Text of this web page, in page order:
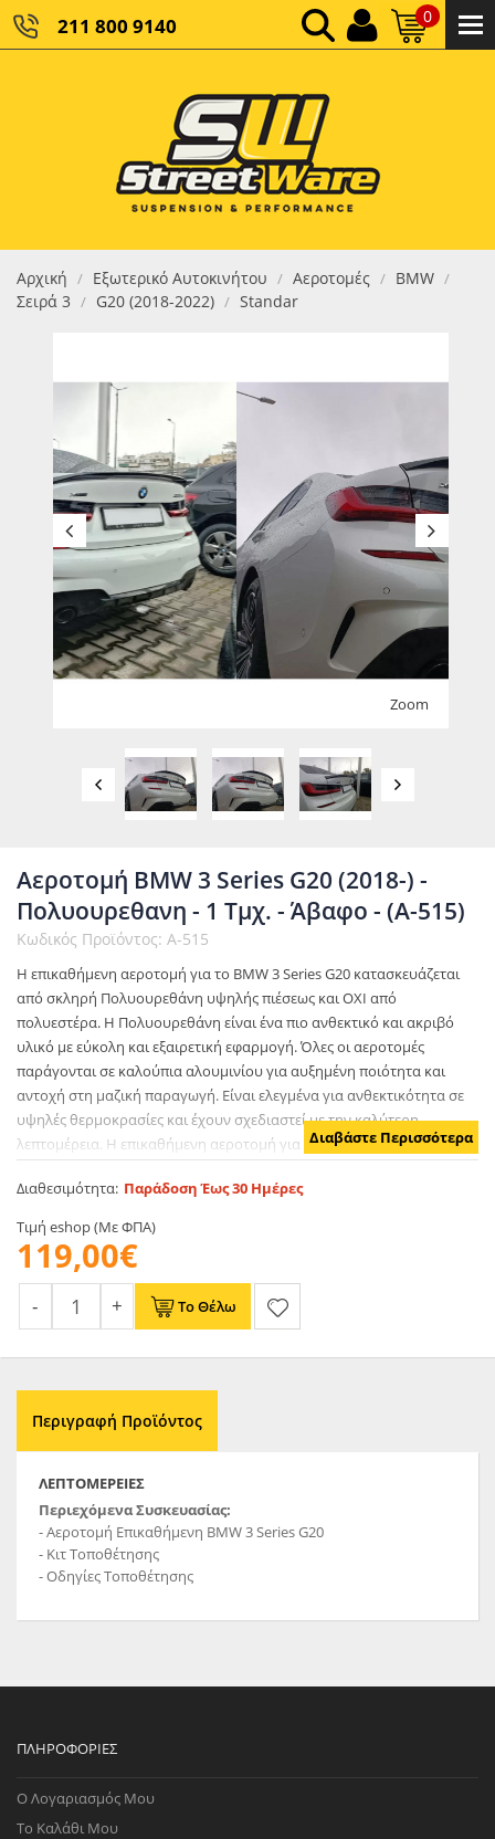
211 800 9140 0
ΚΑΘΑΡΌ ΣΎΝΟΛΟ:
ΤΕΛΙΚΌ ΣΎΝΟΛΟ:0,00 €
Αρχική / Εξωτερικό Αυτοκινήτου / Αεροτομές / BMW /
Σειρά 3 / G20 (2018-2022) / Standar
Zoom
Αεροτομή BMW 3 Series G20 (2018-) -
Πολυουρεθανη - 1 Τμχ. - Άβαφο - (A-515)
Κωδικός Προϊόντος: A-515
Η επικαθήμενη αεροτομή για το BMW 3 Series G20 κατασκευάζεται
από σκληρή Πολυουρεθάνη υψηλής πιέσεως και ΟΧΙ από
πολυεστέρα. Η Πολυουρεθάνη είναι ένα πιο ανθεκτικό και ακριβό
υλικό με εύκολη και εξαιρετική εφαρμογή. Όλες οι αεροτομές
παράγονται σε καλούπια αλουμινίου για αυξημένη ποιότητα και
αντοχή στη μαζική παραγωγή. Είναι ελεγμένα για ανθεκτικότητα σε
υψηλές θερμοκρασίες και έχουν σχεδιαστεί με την καλύτερη
λεπτομέρεια. Η επικαθήμενη αεροτομή για το BMW 3 Series G20
και στη συνέχεια να βαφτεί στο χρώμα της επιλογής σας.
Διαβάστε Περισσότερα
Διαθεσιμότητα: Παράδοση Έως 30 Ημέρες
Τιμή eshop (Με ΦΠΑ)
119,00€
Το Θέλω
Περιγραφή Προϊόντος
ΛΕΠΤΟΜΈΡΕΙΕΣ
Περιεχόμενα Συσκευασίας:
- Αεροτομή Επικαθήμενη BMW 3 Series G20
- Κιτ Τοποθέτησης
- Οδηγίες Τοποθέτησης
ΠΛΗΡΟΦΟΡΊΕΣ
Ο Λογαριασμός Μου
Το Καλάθι Μου